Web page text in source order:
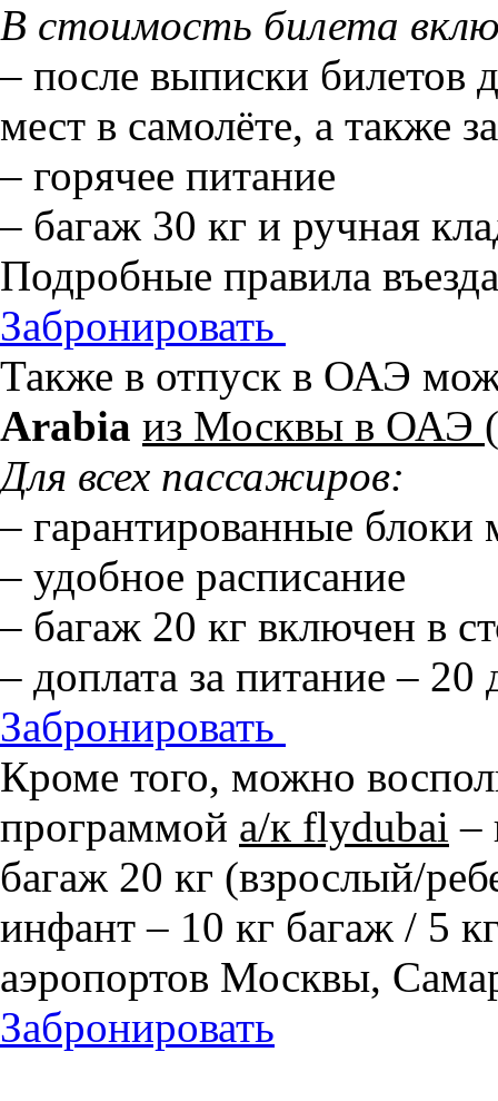
В стоимость билета
– после выписки билетов
мест в самолёте, а также
– горячее питание
– багаж 30 кг и ручная
Подробные правила
Забронировать
Также в отпуск в ОАЭ
Arabia из Москвы в ОАЭ
Для всех пассажиров:
– гарантированные блоки
– удобное расписание
– багаж 20 кг включен в
– доплата за питание –
Забронировать
Кроме того, можно
программой а/к flydubai –
багаж 20 кг (взрослый/
инфант – 10 кг багаж / 5
аэропортов Москвы,
Забронировать